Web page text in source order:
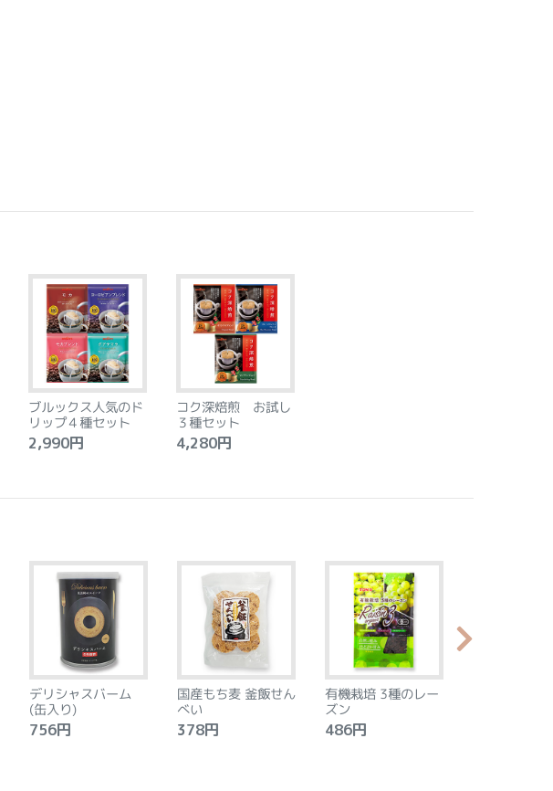
ブルックス人気のド
リップ４種セット
2,990円
コク深焙煎 お試し
３種セット
4,280円
デリシャスバーム
(缶入り)
756円
国産もち麦 釜飯せん
べい
378円
有機栽培 3種のレー
ズン
486円